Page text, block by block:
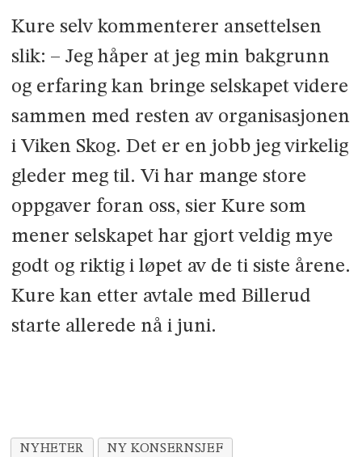
Kure selv kommenterer ansettelsen
slik: – Jeg håper at jeg min bakgrunn
og erfaring kan bringe selskapet videre
sammen med resten av organisasjonen
i Viken Skog. Det er en jobb jeg virkelig
gleder meg til. Vi har mange store
oppgaver foran oss, sier Kure som
mener selskapet har gjort veldig mye
godt og riktig i løpet av de ti siste årene.
Kure kan etter avtale med Billerud
starte allerede nå i juni.
NYHETER NY KONSERNSJEF